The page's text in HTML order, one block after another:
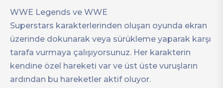
WWE Legends ve WWE
Superstars karakterlerinden oluşan oyunda ekran
üzerinde dokunarak veya sürükleme yaparak karşı
tarafa vurmaya çalışıyorsunuz. Her karakterin
kendine özel hareketi var ve üst üste vuruşların
ardından bu hareketler aktif oluyor.